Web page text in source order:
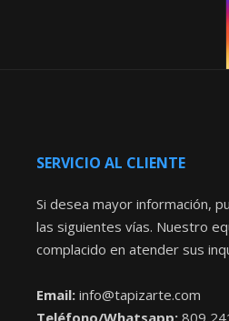
SERVICIO AL CLIENTE
Si desea mayor información,
las siguientes vías. Nuestro
complacido en atender sus
Email: info@tapizarte.com